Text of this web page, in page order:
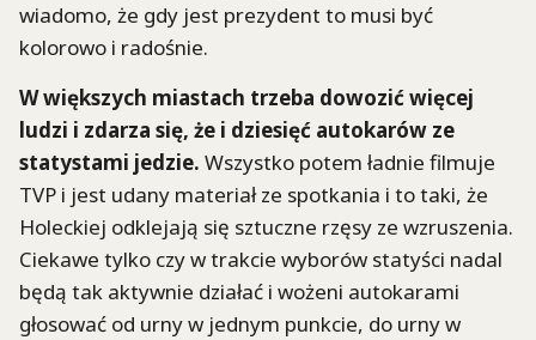
wiadomo, że gdy jest prezydent to musi być
kolorowo i radośnie.
W większych miastach trzeba dowozić więcej
ludzi i zdarza się, że i dziesięć autokarów ze
statystami jedzie. Wszystko potem ładnie filmuje
TVP i jest udany materiał ze spotkania i to taki, że
Holeckiej odklejają się sztuczne rzęsy ze wzruszenia.
Ciekawe tylko czy w trakcie wyborów statyści nadal
będą tak aktywnie działać i wożeni autokarami
głosować od urny w jednym punkcie, do urny w